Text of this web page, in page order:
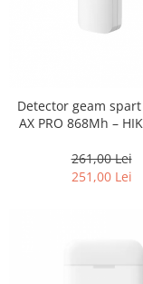
Detector geam
AX PRO 868Mh –
261,00 Lei
251,00 Lei